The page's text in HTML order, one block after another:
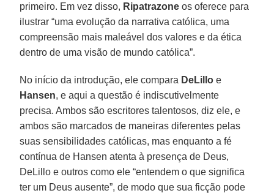
primeiro. Em vez disso, Ripatrazone os oferece para
ilustrar “uma evolução da narrativa católica, uma
compreensão mais maleável dos valores e da ética
dentro de uma visão de mundo católica”.
No início da introdução, ele compara DeLillo e
Hansen, e aqui a questão é indiscutivelmente
precisa. Ambos são escritores talentosos, diz ele, e
ambos são marcados de maneiras diferentes pelas
suas sensibilidades católicas, mas enquanto a fé
contínua de Hansen atenta à presença de Deus,
DeLillo e outros como ele “entendem o que significa
ter um Deus ausente”, de modo que sua ficção pode